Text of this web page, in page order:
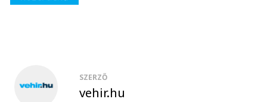
SZERZŐ
vehir.hu